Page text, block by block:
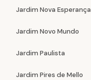
Jardim Nova Esperança
Jardim Novo Mundo
Jardim Paulista
Jardim Pires de Mello